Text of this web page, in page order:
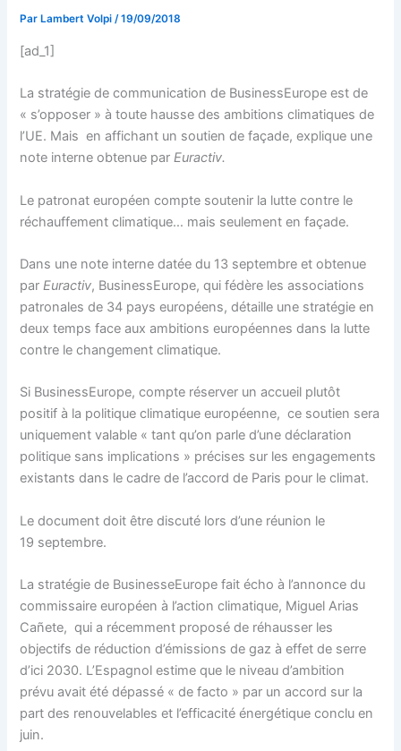
Par Lambert Volpi/19/09/2018
[ad_1]
La stratégie de communication de BusinessEurope est de
« s’opposer » à toute hausse des ambitions climatiques de
l’UE. Mais en affichant un soutien de façade, explique une
note interne obtenue parEuractiv.
Le patronat européen compte soutenir la lutte contre le
réchauffement climatique… mais seulement en façade.
Dans une note interne datée du 13 septembre et obtenue
parEuractiv, BusinessEurope, qui fédère les associations
patronales de 34 pays européens, détaille une stratégie en
deux temps face aux ambitions européennes dans la lutte
contre le changement climatique.
Si BusinessEurope, compte réserver un accueil plutôt
positif à la politique climatique européenne, ce soutien sera
uniquement valable « tant qu’on parle d’une déclaration
politique sans implications » précises sur les engagements
existants dans le cadre de l’accord de Paris pour le climat.
Le document doit être discuté lors d’une réunion le
19 septembre.
La stratégie de BusinesseEurope fait écho à l’annonce du
commissaire européen à l’action climatique, Miguel Arias
Cañete, qui a récemment proposé de réhausser les
objectifs de réduction d’émissions de gaz à effet de serre
d’ici 2030. L’Espagnol estime que le niveau d’ambition
prévu avait été dépassé « de facto » par un accord sur la
part des renouvelables et l’efficacité énergétique conclu en
juin.